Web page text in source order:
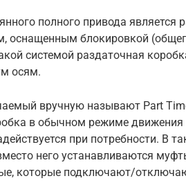
полного привода является
оснащенным блокировкой
системой раздаточная
осям.
вручную называют Part
в обычном режиме движения
при потребности. В
него устанавливаются
которые подключают/